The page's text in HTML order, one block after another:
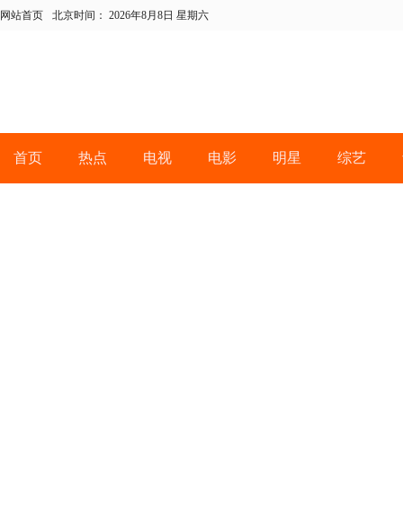
网站首页 北京时间： 2026年8月8日 星期六
首页 热点 电视 电影 明星 综艺